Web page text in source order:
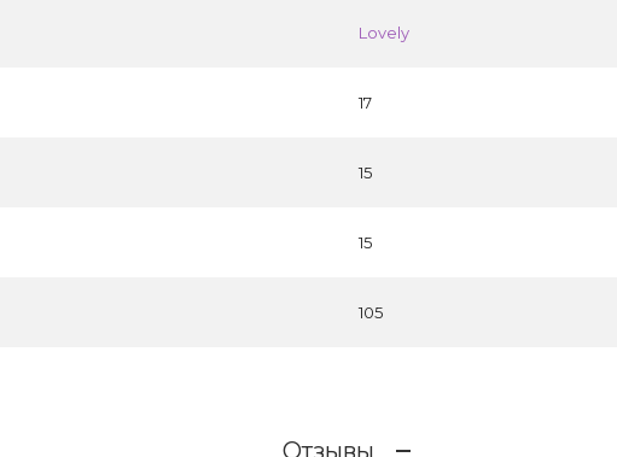
Lovely
17
15
15
105
Отзывы